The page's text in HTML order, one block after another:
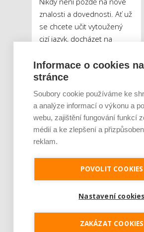
znalosti a dovednosti. Ať už
se chcete učit vytoužený
cizí jazyk, docházet na
zaujme lukostřelba.
Začněte právě teď a
neodkládejte to na nový
rok. Oblíbenými kurzy pro
dospělé jsou jóga nebo
kresba a malba, ale i méně
známá grafologie či Tiffany
bude zaručeně bavit
sledovat filmy a seriály v
původním znění nebo číst
Informace o cookies
stránce
Soubory cookie používáme ke
a analýze informací o výkonu a
webu, zajištění fungování funkcí
médií a ke zlepšení a
reklam.
POVOLIT COOKIES
Nastavení cookies
ZAKÁZAT COOKIES